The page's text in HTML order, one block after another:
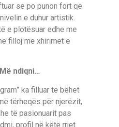
se po punon fort që
e duhur artistik.
e plotësuar edhe me
filloj me xhirimet e
ndiqni…
ka filluar të bëhet
tërheqës për njerëzit,
të pasionuarit pas
profil në këtë rrjet